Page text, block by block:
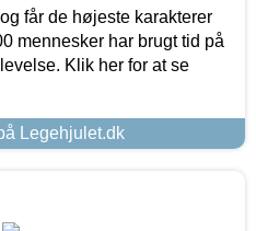
får de højeste karakterer
mennesker har brugt tid på
Klik her for at se
Legehjulet.dk